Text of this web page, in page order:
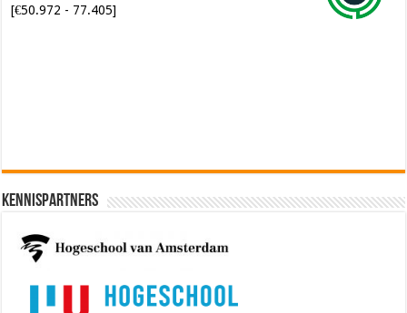
[€50.972 - 77.405]
Kennispartners